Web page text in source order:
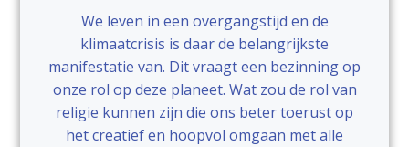
We leven in een overgangstijd en de
klimaatcrisis is daar de belangrijkste
manifestatie van. Dit vraagt een bezinning op
onze rol op deze planeet. Wat zou de rol van
religie kunnen zijn die ons beter toerust op
het creatief en hoopvol omgaan met alle